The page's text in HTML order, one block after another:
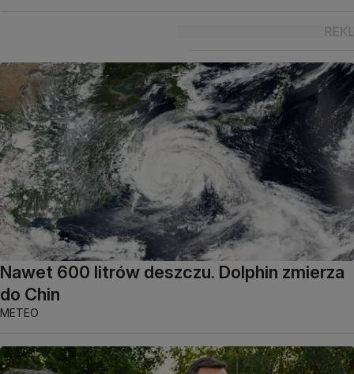
Nawet 600 litrów deszczu. Dolphin zmierza
do Chin
METEO